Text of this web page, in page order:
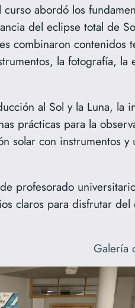
abordó los
del eclipse total de
combinaron
la fotografía,
al Sol y la Luna,
prácticas para la
solar con instrumentos
profesorado
claros para disfrutar
Galería